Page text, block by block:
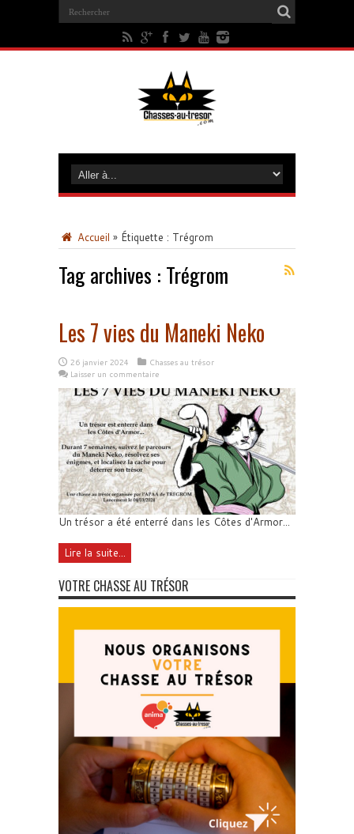
Accueil » Étiquette : Trégrom
Tag archives : Trégrom
Les 7 vies du Maneki Neko
26 janvier 2024
Chasses au trésor
Laisser un commentaire
Un trésor a été enterré dans les Côtes d'Armor...
Lire la suite...
VOTRE CHASSE AU TRÉSOR